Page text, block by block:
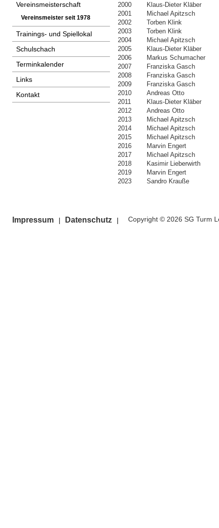
Vereinsmeisterschaft
Vereinsmeister seit 1978
Trainings- und Spiellokal
Schulschach
Terminkalender
Links
Kontakt
2000
Klaus-Dieter Kläber
2001
Michael Apitzsch
2002
Torben Klink
2003
Torben Klink
2004
Michael Apitzsch
2005
Klaus-Dieter Kläber
2006
Markus Schumacher
2007
Franziska Gasch
2008
Franziska Gasch
2009
Franziska Gasch
2010
Andreas Otto
2011
Klaus-Dieter Kläber
2012
Andreas Otto
2013
Michael Apitzsch
2014
Michael Apitzsch
2015
Michael Apitzsch
2016
Marvin Engert
2017
Michael Apitzsch
2018
Kasimir Lieberwirth
2019
Marvin Engert
2023
Sandro Krauße
Impressum Datenschutz Copyright © 2026 SG Turm